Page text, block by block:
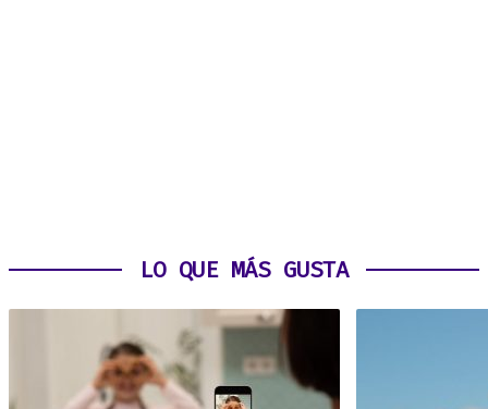
LO QUE MÁS GUSTA